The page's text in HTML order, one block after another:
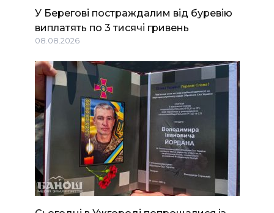
У Берегові постраждалим від буревію
виплатять по 3 тисячі гривень
08.08.2026